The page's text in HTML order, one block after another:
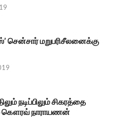
சென்சார் மறுபரிசீலனைக்கு
நடிப்பிலும் சிகரத்தை
கௌரவ் நாராயணன்